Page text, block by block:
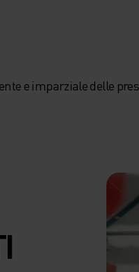
e imparziale delle